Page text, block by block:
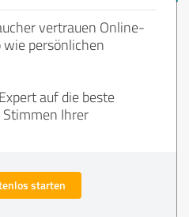
vertrauen Online-
persönlichen
auf die beste
Stimmen Ihrer
starten